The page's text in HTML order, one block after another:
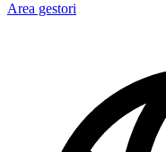
Area gestori